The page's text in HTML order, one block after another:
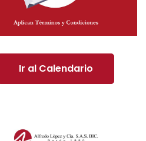
Ir al Calendario